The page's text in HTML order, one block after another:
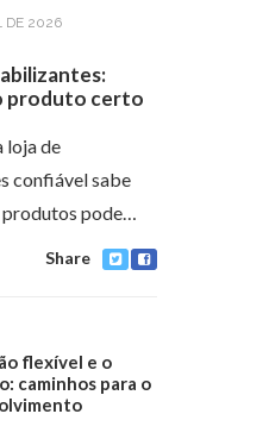
DE 2026
produto certo
loja de
confiável sabe
produtos pode…
Share
flexível e o
caminhos para o